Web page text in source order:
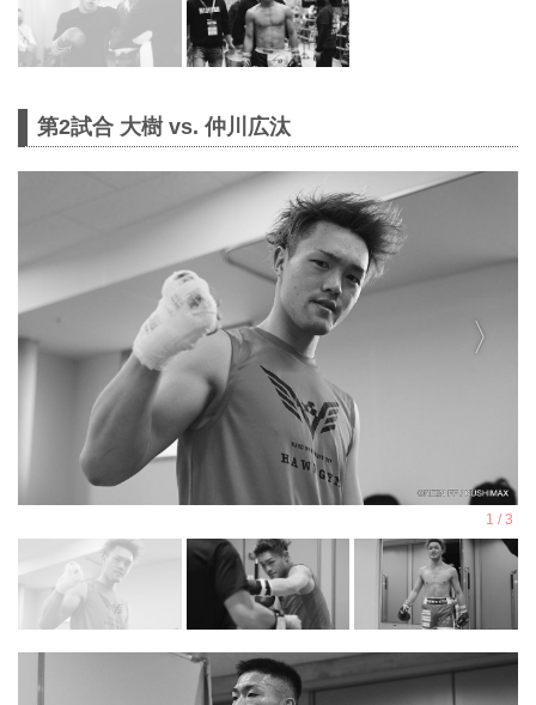
第2試合 大樹 vs. 仲川広汰